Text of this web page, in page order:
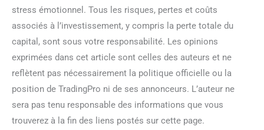
stress émotionnel. Tous les risques, pertes et coûts
associés à l’investissement, y compris la perte totale du
capital, sont sous votre responsabilité. Les opinions
exprimées dans cet article sont celles des auteurs et ne
reflètent pas nécessairement la politique officielle ou la
position de TradingPro ni de ses annonceurs. L’auteur ne
sera pas tenu responsable des informations que vous
trouverez à la fin des liens postés sur cette page.